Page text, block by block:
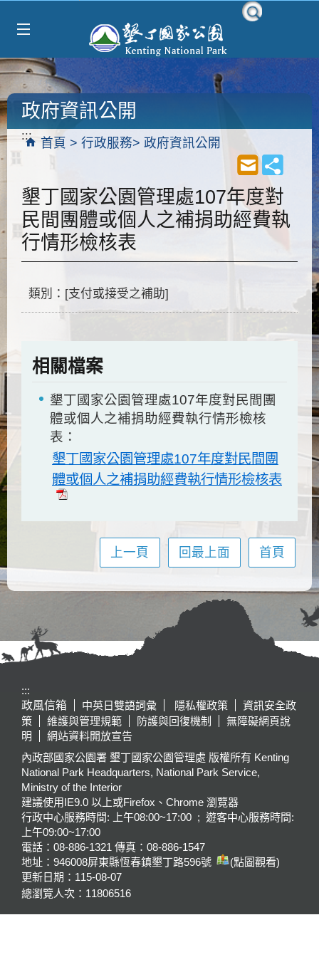
:::
首頁 行政服務 政府資訊公開
政府資訊公開
墾丁國家公園管理處107年度對
民間團體或個人之補捐助經費執
行情形檢核表
類別：[支付或接受之補助]
相關檔案
墾丁國家公園管理處107年度對民間團
體或個人之補捐助經費執行情形檢核
表：
墾丁國家公園管理處107年度對民間團
體或個人之補捐助經費執行情形檢核表
上一頁 回最上面 首頁
:::
政風信箱
中英日雙語詞彙 隱私權政策
資訊安全政
策
維護與管理規範 防護與回復機制
無障礙網頁說
明
網站資料開放宣告
內政部國家公園署 墾丁國家公園管理處 版權所有 Kenting
National Park Headquarters, National Park Service,
Ministry of the Interior
建議使用IE9.0 以上或Firefox、Chrome 瀏覽器
行政中心服務時間: 上午08:00~17:00 ; 遊客中心服務時間:
上午09:00~17:00
電話：08-886-1321 傳真：08-886-1547
地址：946008屏東縣恆春鎮墾丁路596號
(點圖觀看)
更新日期： 115-08-07
總瀏覽人次： 11806516